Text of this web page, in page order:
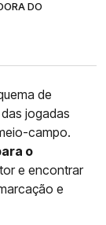
DO
de
jogadas
campo.
o
e encontrar
e